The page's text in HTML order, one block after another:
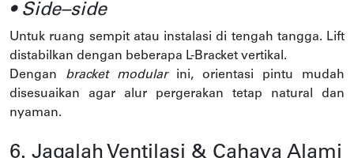
• Side–side
Untuk ruang sempit atau instalasi di tengah tangga. Lift
distabilkan dengan beberapa L-Bracket vertikal.
Dengan bracket modular ini, orientasi pintu mudah
disesuaikan agar alur pergerakan tetap natural dan
nyaman.
6. Jagalah Ventilasi & Cahaya Alami